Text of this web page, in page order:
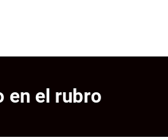
en el rubro